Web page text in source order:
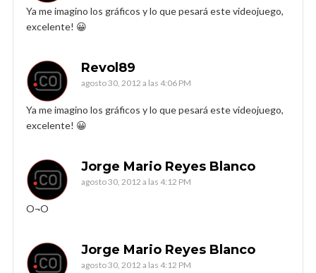
Ya me imagino los gráficos y lo que pesará este videojuego,
excelente! 😀
Revol89
agosto 30, 2012 a las 4:06 PM
Ya me imagino los gráficos y lo que pesará este videojuego,
excelente! 😀
Jorge Mario Reyes Blanco
agosto 30, 2012 a las 4:12 PM
O¬O
Jorge Mario Reyes Blanco
agosto 30, 2012 a las 4:12 PM